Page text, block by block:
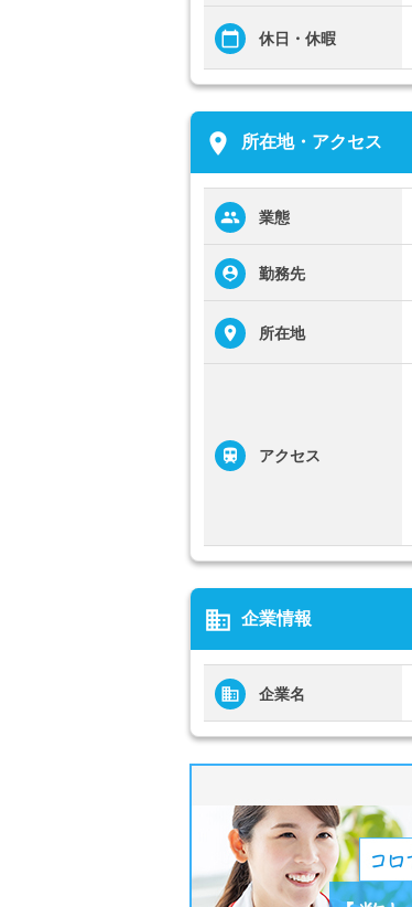
休日・休暇
place 所在地・アクセス
業態
勤務先
所在地
アクセス
business 企業情報
企業名